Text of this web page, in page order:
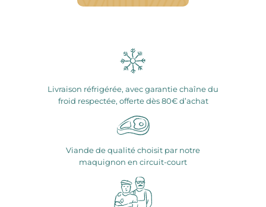
Livraison réfrigérée, avec garantie chaîne du
froid respectée, offerte dès 80€ d’achat
Viande de qualité choisit par notre
maquignon en circuit-court